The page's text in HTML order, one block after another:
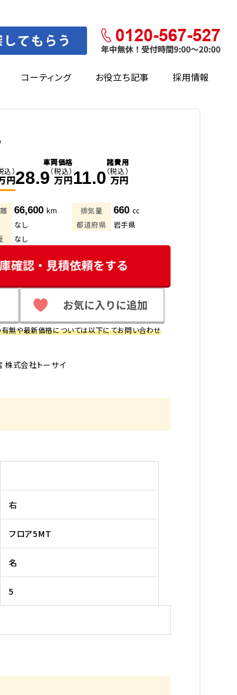
コーティング お役立ち記事 採用情報
込）
円
車両価格
28.9（税込）
万円
諸費用
11.0（税込）
万円
66,600km 排気量 660 cc
なし 都道府県
岩手県
なし
無や最新価格については以下にてお問い合わせ
株式会社トーサイ
右
フロア5MT
名
5